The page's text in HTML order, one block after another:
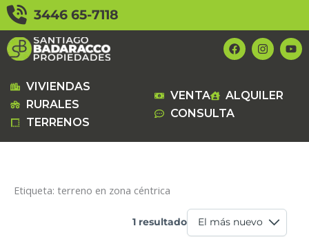
contenido
3446 65-7118
F
a
c
o
k
I
n
s
g
Y
o
u
VIVIENDAS
RURALES
TERRENOS
VENTA
ALQUILER
CONSULTA
Etiqueta: terreno en zona céntrica
1 resultado